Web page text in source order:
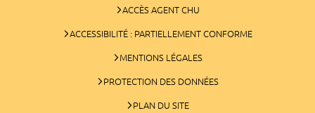
ACCÈS AGENT CHU
ACCESSIBILITÉ : PARTIELLEMENT CONFORME
MENTIONS LÉGALES
PROTECTION DES DONNÉES
PLAN DU SITE